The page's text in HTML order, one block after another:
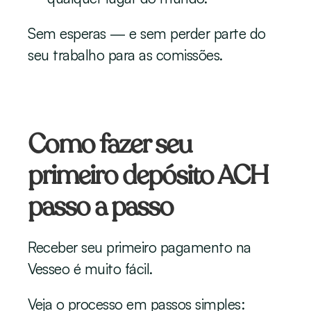
Sem esperas — e sem perder parte do
seu trabalho para as comissões.
Como fazer seu
primeiro depósito ACH
passo a passo
Receber seu primeiro pagamento na
Vesseo é muito fácil.
Veja o processo em passos simples: